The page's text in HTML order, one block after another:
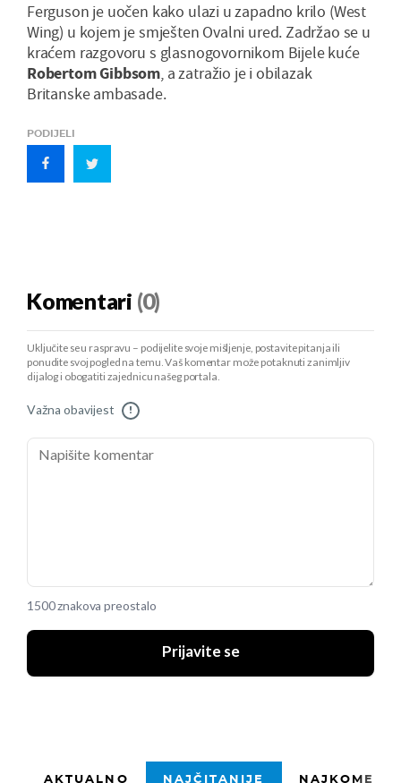
Ferguson je uočen kako ulazi u zapadno krilo (West
Wing) u kojem je smješten Ovalni ured. Zadržao se u
kraćem razgovoru s glasnogovornikom Bijele kuće
Robertom Gibbsom, a zatražio je i obilazak
Britanske ambasade.
PODIJELI
Komentari (0)
Uključite se u raspravu – podijelite svoje mišljenje, postavite pitanja ili
ponudite svoj pogled na temu. Vaš komentar može potaknuti zanimljiv
dijalog i obogatiti zajednicu našeg portala.
Važna obavijest !
1500 znakova preostalo
Prijavite se
AKTUALNO NAJČITANIJE